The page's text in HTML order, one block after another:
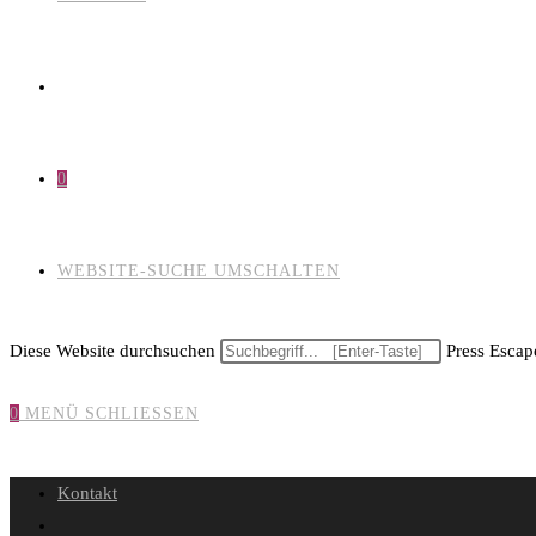
0
WEBSITE-SUCHE UMSCHALTEN
Diese Website durchsuchen Press
0 MENÜ SCHLIESSEN
Kontakt